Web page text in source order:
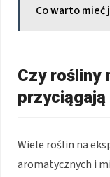
Co warto mieć
Czy rośliny
przyciągają
Wiele roślin na
aromatycznych i